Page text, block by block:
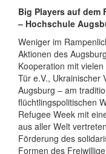
Big Players auf
– Hochschule
Weniger im
Aktionen des
Kooperation mit
Tür e.V., Ukrainischer
Augsburg – am
flüchtlingspolitischen
Refugee Week mit
aus aller Welt
Förderung des
Formen des